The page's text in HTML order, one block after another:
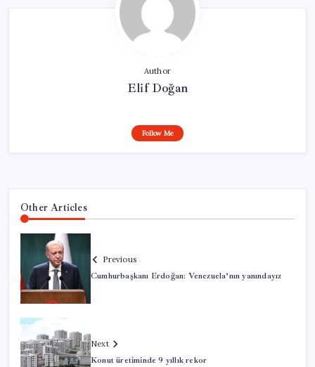
Author
Elif Doğan
Follow Me
Other Articles
Previous
Cumhurbaşkanı Erdoğan: Venezuela’nın yanındayız
Next
Konut üretiminde 9 yıllık rekor